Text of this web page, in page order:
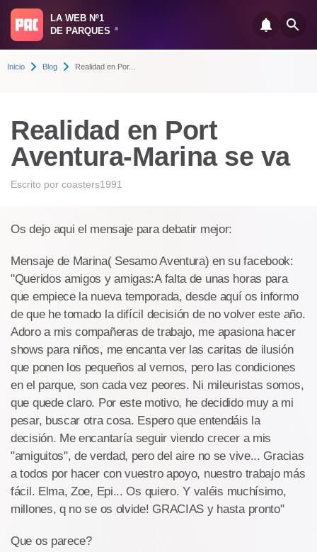
LA WEB Nº1
DE PARQUES
®
Inicio Blog Realidad en Por...
Realidad en Port
Aventura-Marina se va
Escrito por coasters1991
Os dejo aqui el mensaje para debatir mejor:
Mensaje de Marina( Sesamo Aventura) en su facebook:
"Queridos amigos y amigas:A falta de unas horas para
que empiece la nueva temporada, desde aquí os informo
de que he tomado la difícil decisión de no volver este año.
Adoro a mis compañeras de trabajo, me apasiona hacer
shows para niños, me encanta ver las caritas de ilusión
que ponen los pequeños al vernos, pero las condiciones
en el parque, son cada vez peores. Ni mileuristas somos,
que quede claro. Por este motivo, he decidido muy a mi
pesar, buscar otra cosa. Espero que entendáis la
decisión. Me encantaría seguir viendo crecer a mis
"amiguitos", de verdad, pero del aire no se vive... Gracias
a todos por hacer con vuestro apoyo, nuestro trabajo más
fácil. Elma, Zoe, Epi... Os quiero. Y valéis muchísimo,
millones, q no se os olvide! GRACIAS y hasta pronto"
Que os parece?